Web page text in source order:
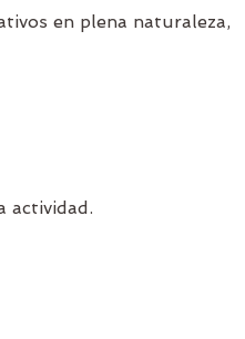
en plena naturaleza,
actividad.